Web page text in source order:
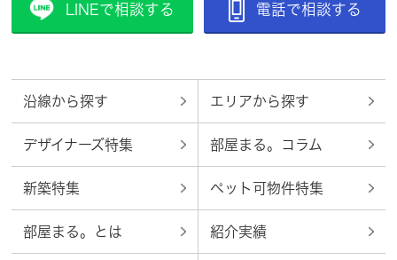
LINEで相談する 電話で相談する
沿線から探す エリアから探す
デザイナーズ特集 部屋まる。コラム
新築特集 ペット可物件特集
部屋まる。とは 紹介実績